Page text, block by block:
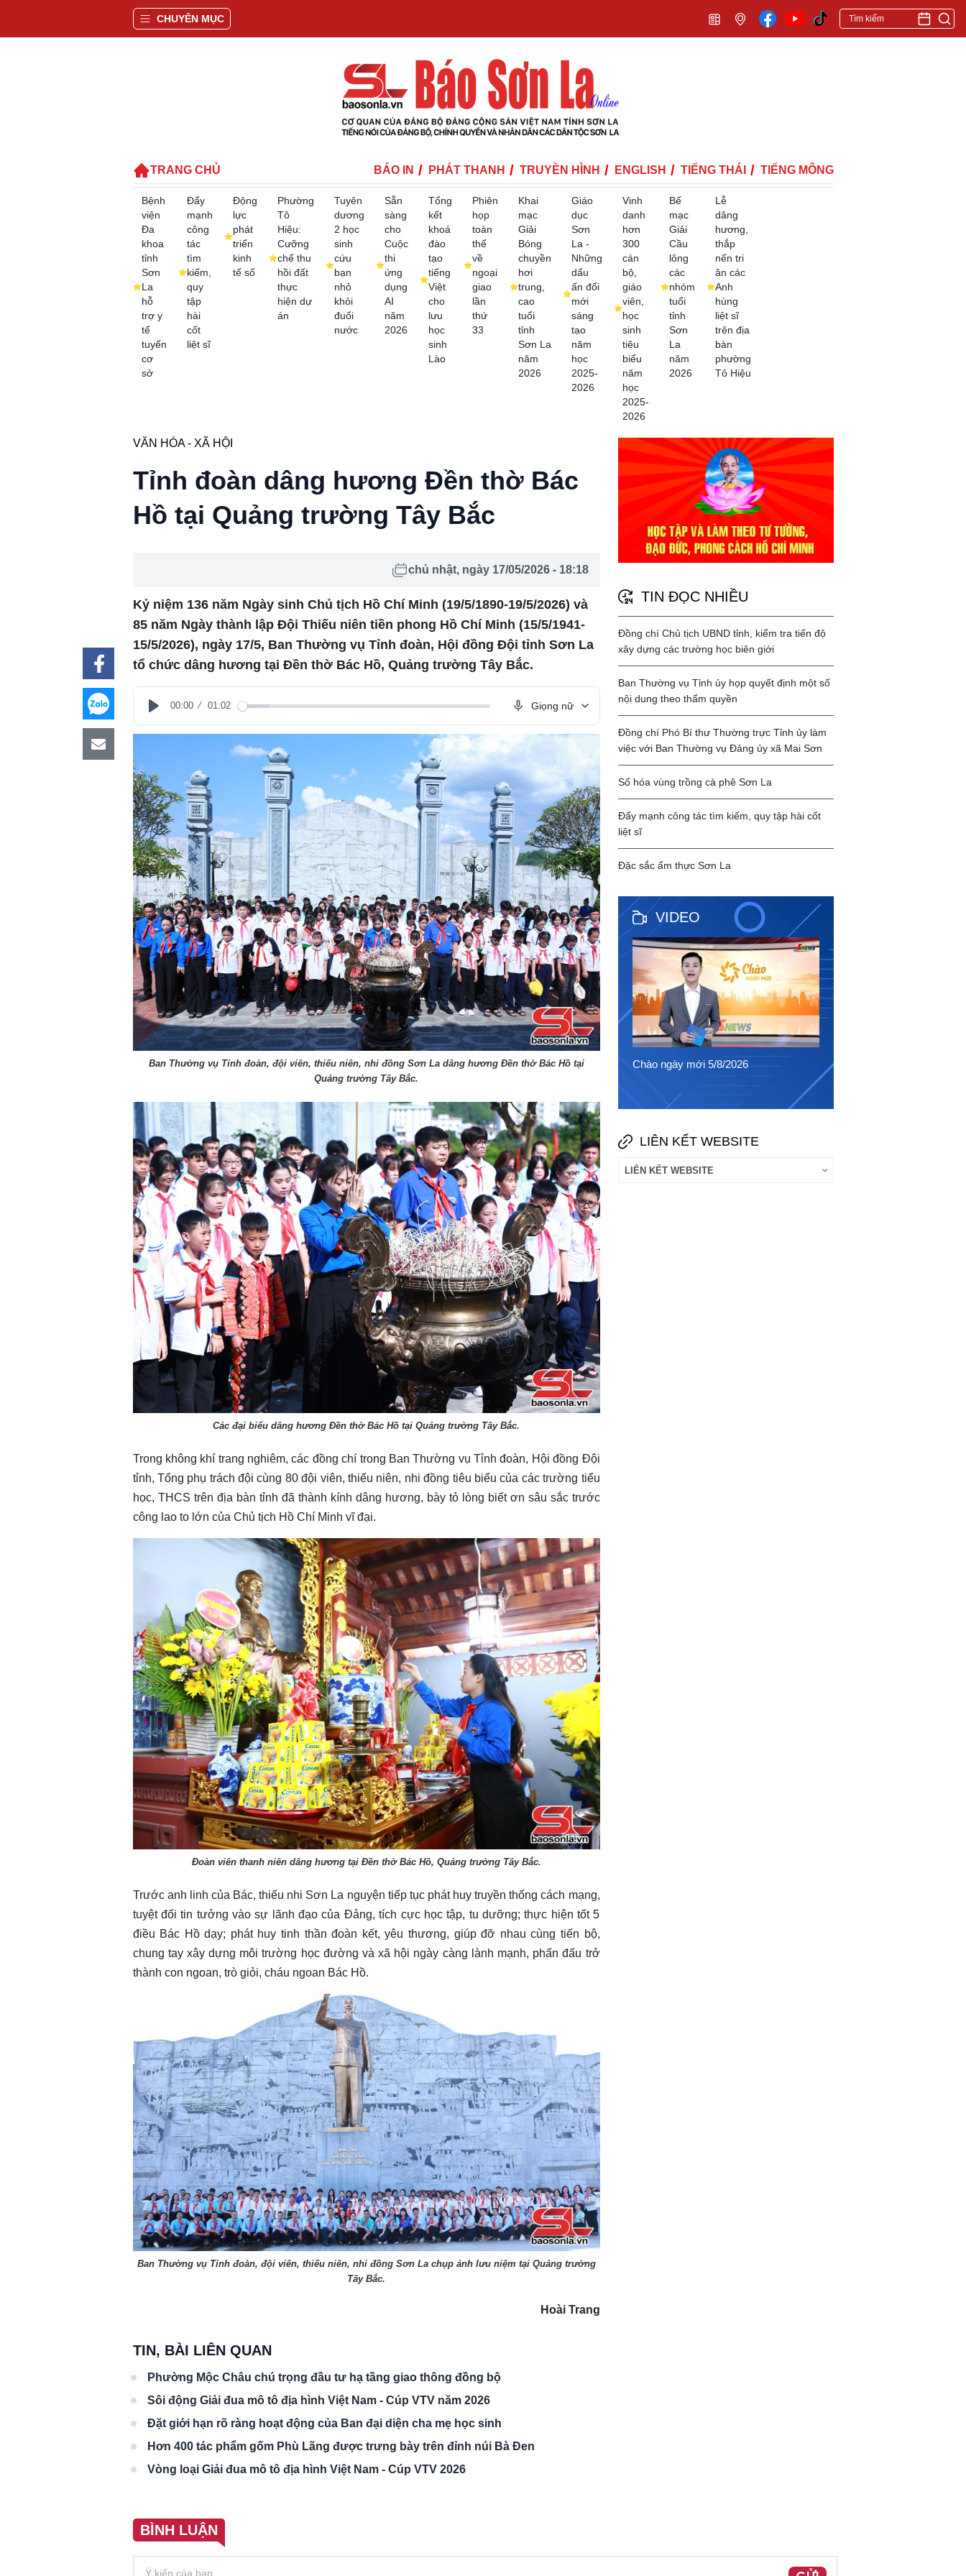
CHUYÊN MỤC
TRANG CHỦ BÁO IN PHÁT THANH TRUYỀN HÌNH ENGLISH TIẾNG THÁI TIẾNG MÔNG
Bệnh
viện
Đa
khoa
tỉnh
Sơn
La
hỗ
trợ y
tế
tuyến
cơ
sở
Đẩy
mạnh
công
tác
tìm
kiếm,
quy
tập
hài
cốt
liệt sĩ
Động
lực
phát
triển
kinh
tế số
Phường
Tô
Hiệu:
Cưỡng
chế thu
hồi đất
thực
hiện dự
án
Tuyên
dương
2 học
sinh
cứu
bạn
nhỏ
khỏi
đuối
nước
Sẵn
sàng
cho
Cuộc
thi
ứng
dụng
AI
năm
2026
Tổng
kết
khoá
đào
tạo
tiếng
Việt
cho
lưu
học
sinh
Lào
Phiên
họp
toàn
thể
về
ngoại
giao
lần
thứ
33
Khai
mạc
Giải
Bóng
chuyền
hơi
trung,
cao
tuổi
tỉnh
Sơn La
năm
2026
Giáo
dục
Sơn
La -
Những
dấu
ấn đổi
mới
sáng
tạo
năm
học
2025-
2026
Vinh
danh
hơn
300
cán
bộ,
giáo
viên,
học
sinh
tiêu
biểu
năm
học
2025-
2026
Bế
mạc
Giải
Cầu
lông
các
nhóm
tuổi
tỉnh
Sơn
La
năm
2026
Lễ
dâng
hương,
thắp
nến tri
ân các
Anh
hùng
liệt sĩ
trên địa
bàn
phường
Tô Hiệu
VĂN HÓA - XÃ HỘI
Tỉnh đoàn dâng hương Đền thờ Bác
Hồ tại Quảng trường Tây Bắc
chủ nhật, ngày 17/05/2026 - 18:18
Kỷ niệm 136 năm Ngày sinh Chủ tịch Hồ Chí Minh (19/5/1890-19/5/2026) và
85 năm Ngày thành lập Đội Thiếu niên tiền phong Hồ Chí Minh (15/5/1941-
15/5/2026), ngày 17/5, Ban Thường vụ Tỉnh đoàn, Hội đồng Đội tỉnh Sơn La
tổ chức dâng hương tại Đền thờ Bác Hồ, Quảng trường Tây Bắc.
Play
00:00 01:02 Giọng nữ
Ban Thường vụ Tỉnh đoàn, đội viên, thiếu niên, nhi đồng Sơn La dâng hương Đền thờ Bác Hồ tại
Quảng trường Tây Bắc.
Các đại biểu dâng hương Đền thờ Bác Hồ tại Quảng trường Tây Bắc.
Trong không khí trang nghiêm, các đồng chí trong Ban Thường vụ Tỉnh đoàn, Hội đồng Đội
tỉnh, Tổng phụ trách đội cùng 80 đội viên, thiếu niên, nhi đồng tiêu biểu của các trường tiểu
học, THCS trên địa bàn tỉnh đã thành kính dâng hương, bày tỏ lòng biết ơn sâu sắc trước
công lao to lớn của Chủ tịch Hồ Chí Minh vĩ đại.
Đoàn viên thanh niên dâng hương tại Đền thờ Bác Hồ, Quảng trường Tây Bắc.
Trước anh linh của Bác, thiếu nhi Sơn La nguyện tiếp tục phát huy truyền thống cách mạng,
tuyệt đối tin tưởng vào sự lãnh đạo của Đảng, tích cực học tập, tu dưỡng; thực hiện tốt 5
điều Bác Hồ dạy; phát huy tinh thần đoàn kết, yêu thương, giúp đỡ nhau cùng tiến bộ,
chung tay xây dựng môi trường học đường và xã hội ngày càng lành mạnh, phấn đấu trở
thành con ngoan, trò giỏi, cháu ngoan Bác Hồ.
Ban Thường vụ Tỉnh đoàn, đội viên, thiếu niên, nhi đồng Sơn La chụp ảnh lưu niệm tại Quảng trường
Tây Bắc.
Hoài Trang
TIN, BÀI LIÊN QUAN
Phường Mộc Châu chú trọng đầu tư hạ tầng giao thông đồng bộ
Sôi động Giải đua mô tô địa hình Việt Nam - Cúp VTV năm 2026
Đặt giới hạn rõ ràng hoạt động của Ban đại diện cha mẹ học sinh
Hơn 400 tác phẩm gốm Phù Lãng được trưng bày trên đỉnh núi Bà Đen
Vòng loại Giải đua mô tô địa hình Việt Nam - Cúp VTV 2026
BÌNH LUẬN
TIN ĐỌC NHIỀU
Đồng chí Chủ tịch UBND tỉnh, kiểm tra tiến độ
xây dựng các trường học biên giới
Ban Thường vụ Tỉnh ủy họp quyết định một số
nội dung theo thẩm quyền
Đồng chí Phó Bí thư Thường trực Tỉnh ủy làm
việc với Ban Thường vụ Đảng ủy xã Mai Sơn
Số hóa vùng trồng cà phê Sơn La
Đẩy mạnh công tác tìm kiếm, quy tập hài cốt
liệt sĩ
Đặc sắc ẩm thực Sơn La
VIDEO
Chào ngày mới 8/8/2026 Chào ngày mới 7/8/2026 Chào ngày mới 6/8/2026 Chào ngày mới 5/8/2026
Chào ngày mới 4/8/2026
LIÊN KẾT WEBSITE